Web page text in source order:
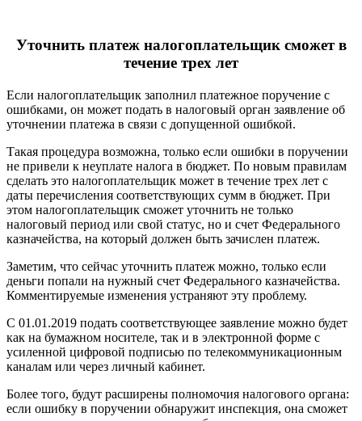
Уточнить платеж налогоплательщик сможет в
течение трех лет
Если налогоплательщик заполнил платежное поручение с
ошибками, он может подать в налоговый орган заявление об
уточнении платежа в связи с допущенной ошибкой.
Такая процедура возможна, только если ошибки в поручении
не привели к неуплате налога в бюджет. По новым правилам
сделать это налогоплательщик может в течение трех лет с
даты перечисления соответствующих сумм в бюджет. При
этом налогоплательщик сможет уточнить не только
налоговый период или свой статус, но и счет Федерального
казначейства, на который должен быть зачислен платеж.
Заметим, что сейчас уточнить платеж можно, только если
деньги попали на нужный счет Федерального казначейства.
Комментируемые изменения устраняют эту проблему.
С 01.01.2019 подать соответствующее заявление можно будет
как на бумажном носителе, так и в электронной форме с
усиленной цифровой подписью по телекоммуникационным
каналам или через личный кабинет.
Более того, будут расширены полномочия налогового органа:
если ошибку в поручении обнаружит инспекция, она сможет